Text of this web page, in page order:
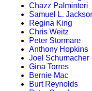
Chazz Palminteri
Samuel L.
Regina King
Chris Weitz
Peter Stormare
Anthony Hopkins
Joel Schumacher
Gina Torres
Bernie Mac
Burt Reynolds